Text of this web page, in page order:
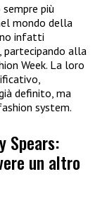
più
mondo della
infatti
alla
Week. La loro
definito, ma
system.
Spears:
un altro